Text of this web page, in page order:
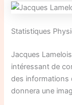
Statistiques
Jacques
intéressant de
des informations
donnera une